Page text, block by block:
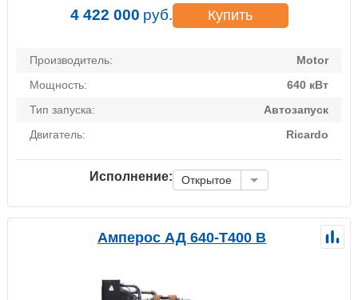
4 422 000 руб. Купить
Производитель:
Motor
Мощность:
640 кВт
Тип запуска:
Автозапуск
Двигатель:
Ricardo
Исполнение: Открытое
Амперос АД 640-Т400 B